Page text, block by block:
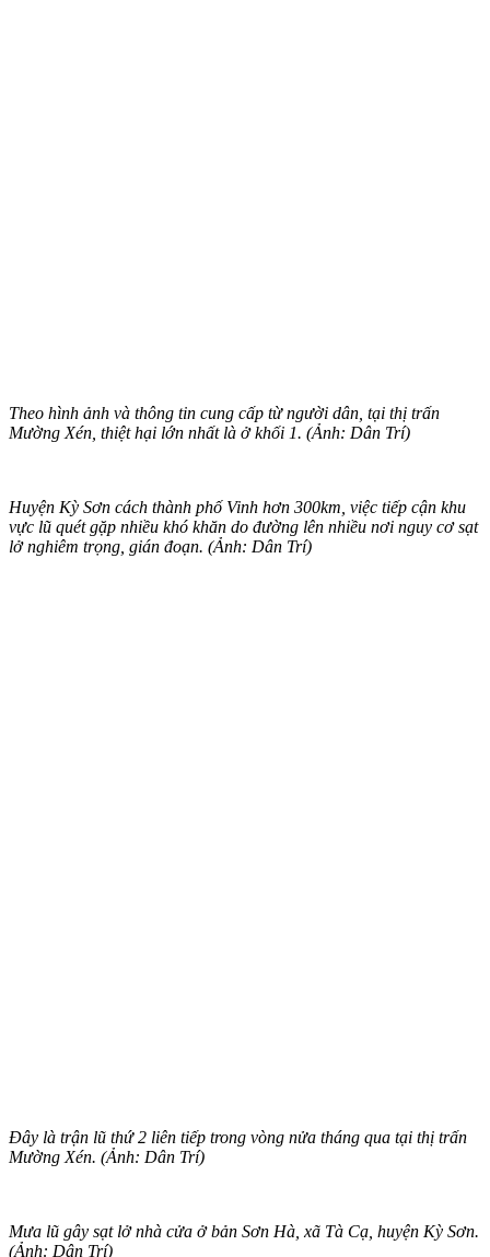
Theo hình ảnh và thông tin cung cấp từ người dân, tại thị trấn
Mường Xén, thiệt hại lớn nhất là ở khối 1. (Ảnh: Dân Trí)
Huyện Kỳ Sơn cách thành phố Vinh hơn 300km, việc tiếp cận khu
vực lũ quét gặp nhiều khó khăn do đường lên nhiều nơi nguy cơ sạt
lở nghiêm trọng, gián đoạn. (Ảnh: Dân Trí)
Đây là trận lũ thứ 2 liên tiếp trong vòng nửa tháng qua tại thị trấn
Mường Xén. (Ảnh: Dân Trí)
Mưa lũ gây sạt lở nhà cửa ở bản Sơn Hà, xã Tà Cạ, huyện Kỳ Sơn.
(Ảnh: Dân Trí)